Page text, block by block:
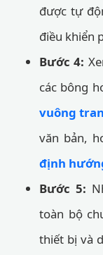
được tự
điều khiển
Bước 4:
các bông
vuông
văn bản,
định
Bước 5:
toàn bộ
thiết bị và